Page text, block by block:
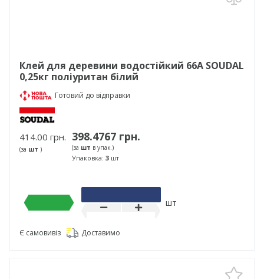
Клей для деревини водостійкий 66А SOUDAL
0,25кг поліуритан білий
Готовий до відправки
414.00 грн.
(за шт )
398.4767 грн.
(за шт в упак.)
Упаковка: 3 шт
шт
Є самовивіз Доставимо